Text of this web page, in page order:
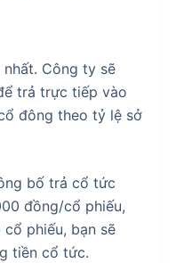
Công ty sẽ
trả trực tiếp vào
đông theo tỷ lệ sở
bố trả cổ tức
đồng/cổ phiếu,
phiếu, bạn sẽ
tiền cổ tức.